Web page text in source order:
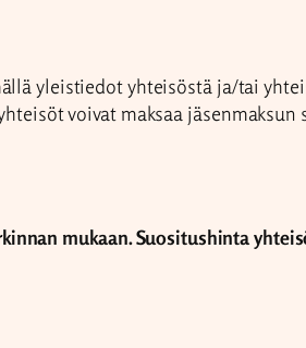
yleistiedot yhteisöstä ja/tai
voivat maksaa
mukaan. Suositushinta